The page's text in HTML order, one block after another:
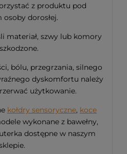
z produktu pod
osoby dorosłej.
materiał, szwy lub komory
bólu, przegrzania, silnego
dyskomfortu należy
użytkowanie.
kołdry sensoryczne, koce
wykonane z bawełny,
dostępne w naszym